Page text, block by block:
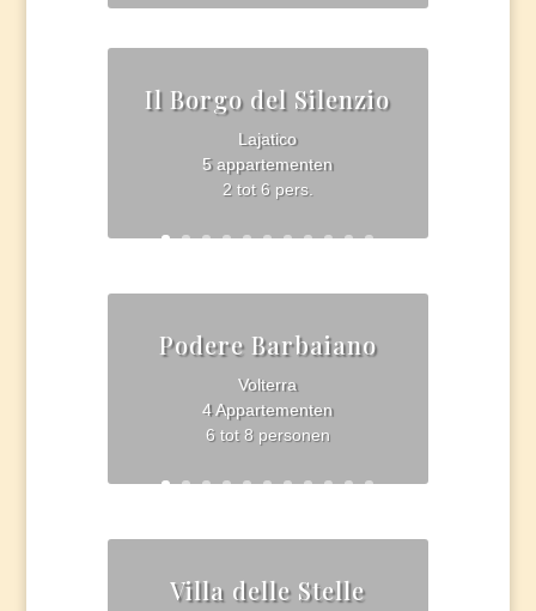
Il Borgo del Silenzio
Lajatico
5 appartementen
2 tot 6 pers.
Podere Barbaiano
Volterra
4 Appartementen
6 tot 8 personen
Villa delle Stelle